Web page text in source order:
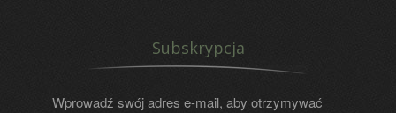
Subskrypcja
Wprowadź swój adres e-mail, aby otrzymywać